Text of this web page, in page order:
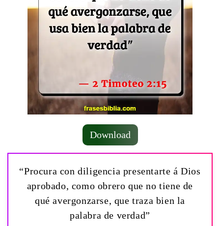
Download
“Procura con diligencia presentarte á Dios
aprobado, como obrero que no tiene de
qué avergonzarse, que traza bien la
palabra de verdad”